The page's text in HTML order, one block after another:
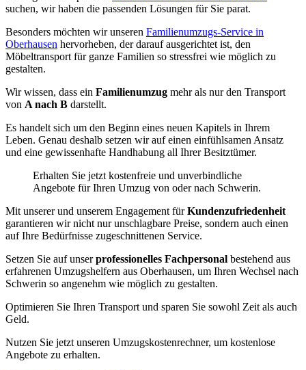
suchen, wir haben die passenden Lösungen für Sie parat.
Besonders möchten wir unseren Familienumzugs-Service in
Oberhausen hervorheben, der darauf ausgerichtet ist, den
Möbeltransport für ganze Familien so stressfrei wie möglich zu
gestalten.
Wir wissen, dass ein Familienumzug mehr als nur den Transport
von A nach B darstellt.
Es handelt sich um den Beginn eines neuen Kapitels in Ihrem
Leben. Genau deshalb setzen wir auf einen einfühlsamen Ansatz
und eine gewissenhafte Handhabung all Ihrer Besitztümer.
Erhalten Sie jetzt kostenfreie und unverbindliche
Angebote für Ihren Umzug von oder nach Schwerin.
Mit unsererund unserem Engagement fürKundenzufriedenheit
garantieren wir nicht nur unschlagbare Preise, sondern auch einen
auf Ihre Bedürfnisse zugeschnittenen Service.
Setzen Sie auf unserprofessionelles Fachpersonal bestehend aus
erfahrenen Umzugshelfern aus Oberhausen, um Ihren Wechsel nach
Schwerin so angenehm wie möglich zu gestalten.
Optimieren Sie Ihren Transport und sparen Sie sowohl Zeit als auch
Geld.
Nutzen Sie jetzt unseren Umzugskostenrechner, um kostenlose
Angebote zu erhalten.